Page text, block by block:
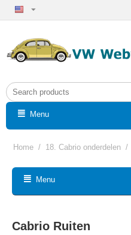
Menu
Home / 18. Cabrio onderdelen /
Menu
Cabrio Ruiten